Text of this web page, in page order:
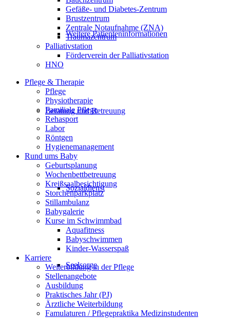
Weitere Patienteninformationen
Beratung und Betreuung
Sozialdienst
Seelsorge
Gefäße- und Diabetes-Zentrum
Brustzentrum
Zentrale Notaufnahme (ZNA)
Traumazentrum
Palliativstation
Förderverein der Palliativstation
HNO
Pflege & Therapie
Pflege
Physiotherapie
Familiale Pflege
Rehasport
Labor
Röntgen
Hygienemanagement
Rund ums Baby
Geburtsplanung
Wochenbettbetreuung
Kreißsaalbesichtigung
Storchenparkplatz
Stillambulanz
Babygalerie
Kurse im Schwimmbad
Aquafitness
Babyschwimmen
Kinder-Wasserspaß
Karriere
Weiterbildung in der Pflege
Stellenangebote
Ausbildung
Praktisches Jahr (PJ)
Ärztliche Weiterbildung
Famulaturen / Pflegepraktika Medizinstudenten